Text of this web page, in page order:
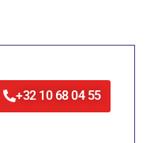
+32 10 68 04 55